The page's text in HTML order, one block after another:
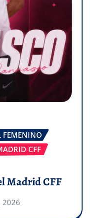
FEMENINO
CFF
Madrid CFF
2026